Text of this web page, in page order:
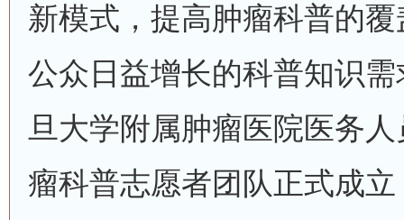
新模式，提高肿瘤科普的
公众日益增长的科普知识
旦大学附属肿瘤医院医务
瘤科普志愿者团队正式成